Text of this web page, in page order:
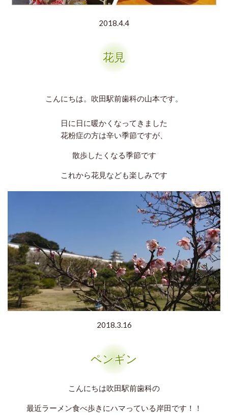
2018.4.4
花見
こんにちは。吹田駅前歯科の山本です。
日に日に暖かくなってきました
花粉症の方は辛い季節ですが、
散歩したくなる季節です
これから花見なども楽しみです
2018.3.16
ペンギン
こんにちは吹田駅前歯科の
最近ラーメン食べ歩きにハマっている岸田です！！